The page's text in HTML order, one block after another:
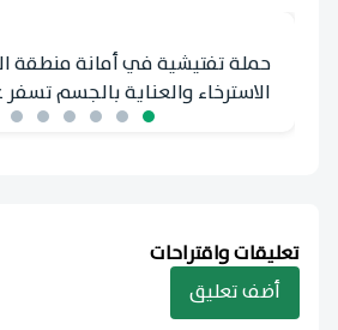
حملة تفتيشية في أمانة منطقة
الاسترخاء والعناية بالجسم
منشآت، ورصد ألف ومائة وأربع
تعليقات واقتراحات
أضف تعليق